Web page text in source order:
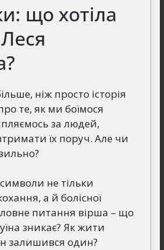
що хотіла
ніж просто історія
те, як ми боїмося
за людей,
їх поруч. Але чи
не тільки
а й болісної
питання вірша – що
зникає? Як жити
залишився один?